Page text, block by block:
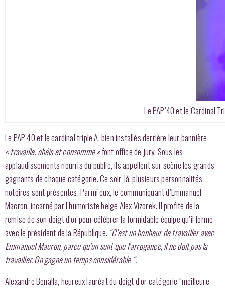
Le PAP’40 et le Cardinal
Le PAP’40 et le cardinal triple A, bien installés derrière leur bannière
« travaille, obéis et consomme »font office de jury. Sous les
applaudissements nourris du public, ils appellent sur scène les grands
gagnants de chaque catégorie. Ce soir-là, plusieurs personnalités
notoires sont présentes. Parmi eux, le communiquant d’Emmanuel
Macron, incarné par l’humoriste belge Alex Vizorek. Il profite de la
remise de son doigt d’or pour célébrer la formidable équipe qu’il forme
avec le président de la République. “C’est un bonheur de travailler avec
Emmanuel Macron, parce qu’on sent que l’arrogance, il ne doit pas la
travailler. On gagne un temps considérable “.
Alexandre Benalla, heureux lauréat du doigt d’or catégorie “meilleure